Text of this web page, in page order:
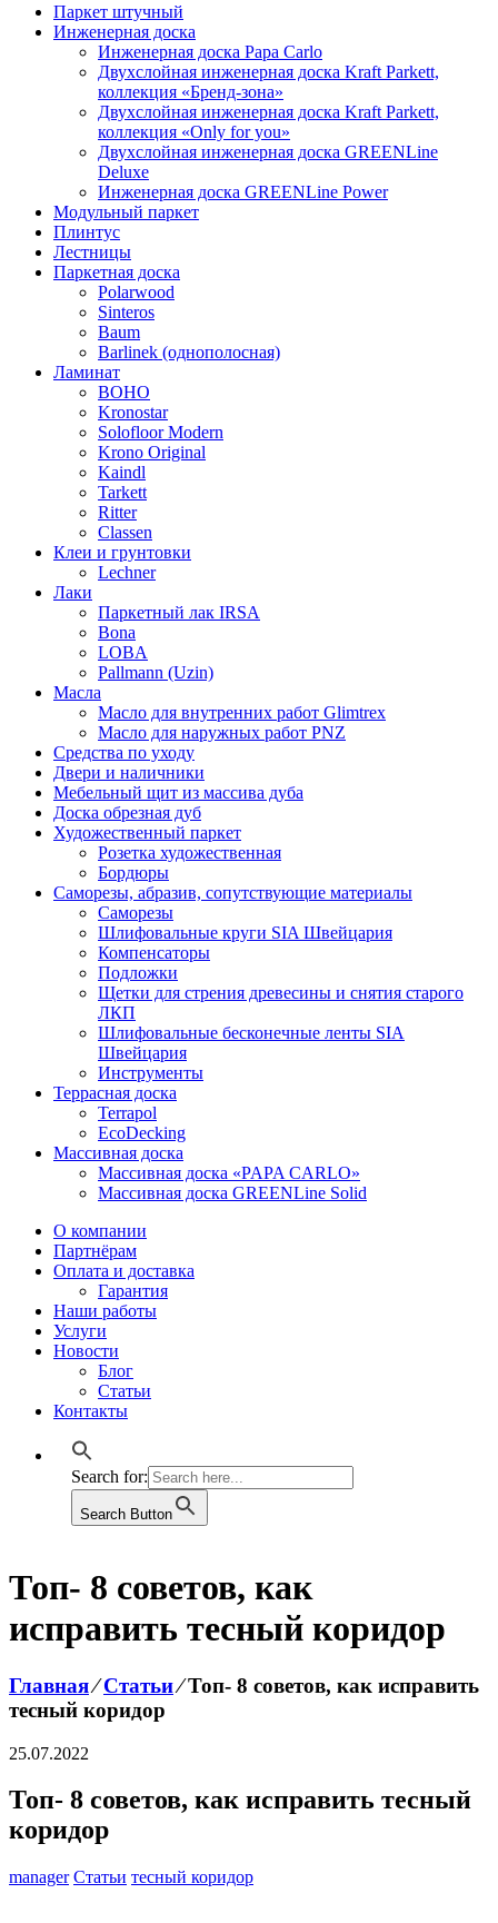
Паркет штучный
Инженерная доска
Инженерная доска Papa Carlo
Двухслойная инженерная доска Kraft Parkett,
коллекция «Бренд-зона»
Двухслойная инженерная доска Kraft Parkett,
коллекция «Only for you»
Двухслойная инженерная доска GREENLine
Deluxe
Инженерная доска GREENLine Power
Модульный паркет
Плинтус
Лестницы
Паркетная доска
Polarwood
Sinteros
Baum
Barlinek (однополосная)
Ламинат
BOHO
Kronostar
Solofloor Modern
Krono Original
Kaindl
Tarkett
Ritter
Classen
Клеи и грунтовки
Lechner
Лаки
Паркетный лак IRSA
Bona
LOBA
Pallmann (Uzin)
Масла
Масло для внутренних работ Glimtrex
Масло для наружных работ PNZ
Средства по уходу
Двери и наличники
Мебельный щит из массива дуба
Доска обрезная дуб
Художественный паркет
Розетка художественная
Бордюры
Саморезы, абразив, сопутствующие материалы
Саморезы
Шлифовальные круги SIA Швейцария
Компенсаторы
Подложки
Щетки для стрения древесины и снятия старого
ЛКП
Шлифовальные бесконечные ленты SIA
Швейцария
Инструменты
Террасная доска
Terrapol
EcoDecking
Массивная доска
Массивная доска «PAPA CARLO»
Массивная доска GREENLine Solid
О компании
Партнёрам
Оплата и доставка
Гарантия
Наши работы
Услуги
Новости
Блог
Статьи
Контакты
Search for:
Search Button
Топ- 8 советов, как
исправить тесный коридор
Главная⁄Статьи⁄Топ- 8 советов, как исправить
тесный коридор
25.07.2022
Топ- 8 советов, как исправить тесный
коридор
manager Статьи тесный коридор